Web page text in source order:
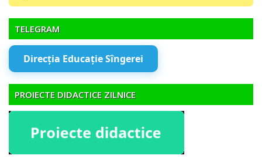
TELEGRAM
Direcția Educație Sîngerei
PROIECTE DIDACTICE ZILNICE